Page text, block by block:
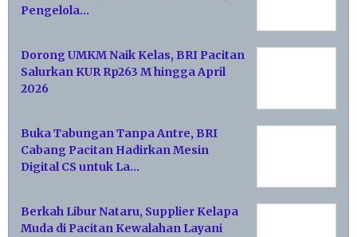
Pengelola…
Dorong UMKM Naik Kelas, BRI Pacitan
Salurkan KUR Rp263 M hingga April
2026
Buka Tabungan Tanpa Antre, BRI
Cabang Pacitan Hadirkan Mesin
Digital CS untuk La…
Berkah Libur Nataru, Supplier Kelapa
Muda di Pacitan Kewalahan Layani